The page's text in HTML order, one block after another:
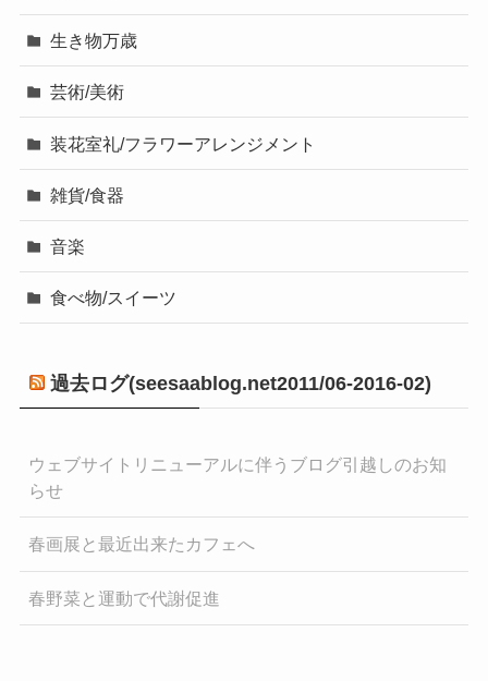
生き物万歳
芸術/美術
装花室礼/フラワーアレンジメント
雑貨/食器
音楽
食べ物/スイーツ
過去ログ(seesaablog.net2011/06-2016-02)
ウェブサイトリニューアルに伴うブログ引越しのお知
らせ
春画展と最近出来たカフェへ
春野菜と運動で代謝促進